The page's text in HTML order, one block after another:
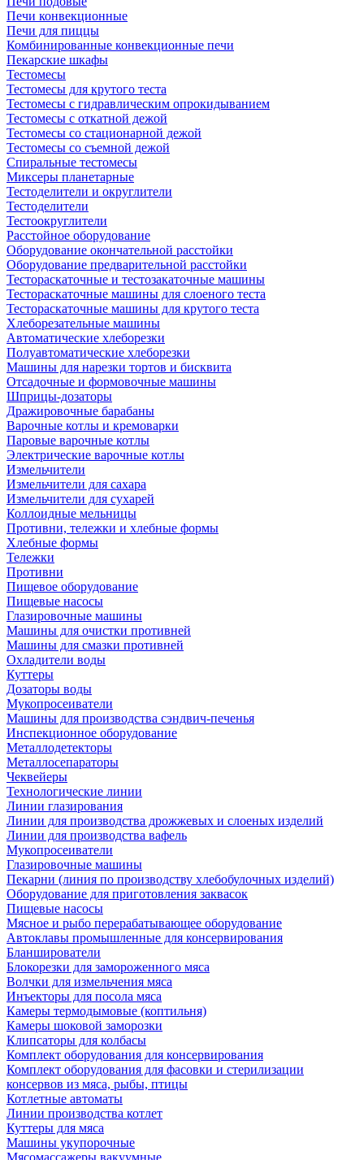
Печи конвекционные
Печи для пиццы
Комбинированные конвекционные печи
Пекарские шкафы
Тестомесы
Тестомесы для крутого теста
Тестомесы с гидравлическим опрокидыванием
Тестомесы с откатной дежой
Тестомесы со стационарной дежой
Тестомесы со съемной дежой
Спиральные тестомесы
Миксеры планетарные
Тестоделители и округлители
Тестоделители
Тестоокруглители
Расстойное оборудование
Оборудование окончательной расстойки
Оборудование предварительной расстойки
Тестораскаточные и тестозакаточные машины
Тестораскаточные машины для слоеного теста
Тестораскаточные машины для крутого теста
Хлеборезательные машины
Автоматические хлеборезки
Полуавтоматические хлеборезки
Машины для нарезки тортов и бисквита
Отсадочные и формовочные машины
Шприцы-дозаторы
Дражировочные барабаны
Варочные котлы и кремоварки
Паровые варочные котлы
Электрические варочные котлы
Измельчители
Измельчители для сахара
Измельчители для сухарей
Коллоидные мельницы
Противни, тележки и хлебные формы
Хлебные формы
Тележки
Противни
Пищевое оборудование
Пищевые насосы
Глазировочные машины
Машины для очистки противней
Машины для смазки противней
Охладители воды
Куттеры
Дозаторы воды
Мукопросеиватели
Машины для производства сэндвич-печенья
Инспекционное оборудование
Металлодетекторы
Металлосепараторы
Чеквейеры
Технологические линии
Линии глазирования
Линии для производства дрожжевых и слоеных изделий
Линии для производства вафель
Мукопросеиватели
Глазировочные машины
Пекарни (линия по производству хлебобулочных изделий)
Оборудование для приготовления заквасок
Пищевые насосы
Мясное и рыбо перерабатывающее оборудование
Автоклавы промышленные для консервирования
Бланширователи
Блокорезки для замороженного мяса
Волчки для измельчения мяса
Инъекторы для посола мяса
Камеры термодымовые (коптильня)
Камеры шоковой заморозки
Клипсаторы для колбасы
Комплект оборудования для консервирования
Комплект оборудования для фасовки и стерилизации
консервов из мяса, рыбы, птицы
Котлетные автоматы
Линии производства котлет
Куттеры для мяса
Машины укупорочные
Мясомассажеры вакуумные